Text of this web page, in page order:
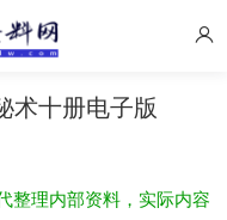
术十册电子版
整理内部资料，实际内容